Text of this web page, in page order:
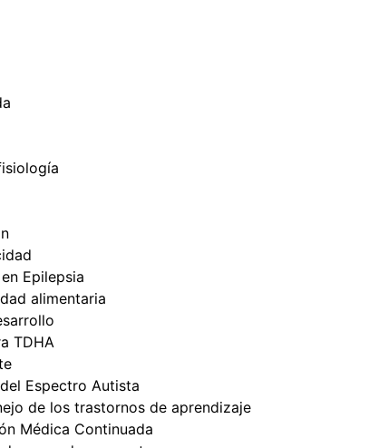
Epilepsia
alimentaria
TDHA
Espectro Autista
de los trastornos de aprendizaje
Médica Continuada